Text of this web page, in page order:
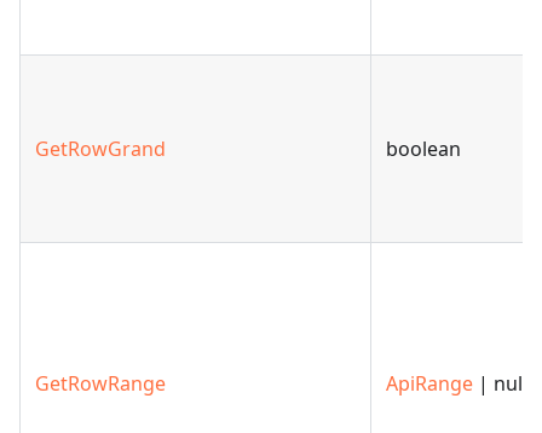
GetRowGrand boolean
GetRowRange ApiRange | null